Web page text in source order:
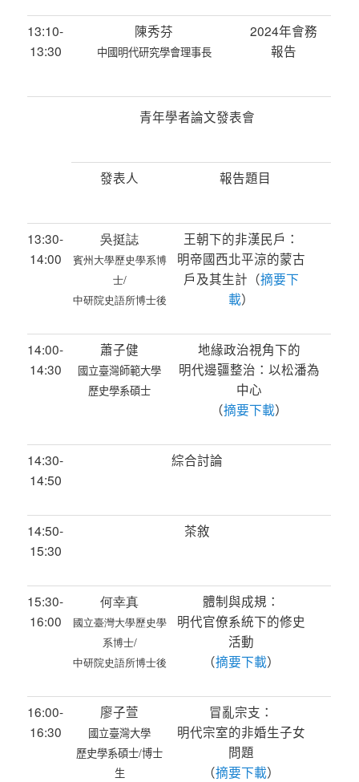
13:10-
13:30
陳秀芬
中國明代研究學會理事長
2024年會務
報告
青年學者論文發表會
發表人 報告題目
13:30-
14:00
吳挺誌
賓州大學歷史學系博
士/
中研院史語所博士後
王朝下的非漢民戶：
明帝國西北平涼的蒙古
戶及其生計（摘要下
載）
14:00-
14:30
蕭子健
國立臺灣師範大學
歷史學系碩士
地緣政治視角下的
明代邊疆整治：以松潘為
中心
（摘要下載）
14:30-
14:50
綜合討論
14:50-
15:30
茶敘
15:30-
16:00
何幸真
國立臺灣大學歷史學
系博士/
中研院史語所博士後
體制與成規：
明代官僚系統下的修史
活動
（摘要下載）
16:00-
16:30
廖子萱
國立臺灣大學
歷史學系碩士/博士
生
冒亂宗支：
明代宗室的非婚生子女
問題
（摘要下載）